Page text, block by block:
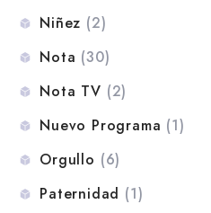
Niñez (2)
Nota (30)
Nota TV (2)
Nuevo Programa (1)
Orgullo (6)
Paternidad (1)